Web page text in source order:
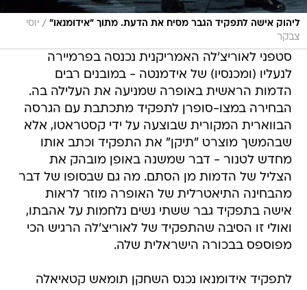
ליהוק אישה לתפקיד הגבר מסיח את הדעת. מתוך "אידומנאו" / יוסי
צבקר
סטפני לאוריצ'לה האמריקנית נכנסה בפרמיירה
לנעליו (ומכנסיו) של אידמנטה - במובנים רבים
הדמות הראשית באופרה שמניעה את העלילה בה.
הבחירה במצו-סופרן לתפקיד מתכתבת עם הגרסה
הבווארית המקורית שבוצעה על ידי קסטראטו, אלא
שבהמשך מוצרט "תיקן" את התפקיד וכתב אותו
מחדש לטנור - דבר שמשנה באופן מובהק את
הצליל של הדמות מן הסתם. מה גם שבסופו של דבר
מהבחינה התיאטרלית של האופרה מוזר לראות
אישה בתפקיד גבר ששתי נשים נלחמות על אהבתו,
ואולי זו הסיבה שהתפקיד של לאוריצ'לה הרגיש הכי
מפוספס בבכורה הישראלית שלה.
לתפקיד אידומנאו נכנס השחקן תומאש קטאיאלה